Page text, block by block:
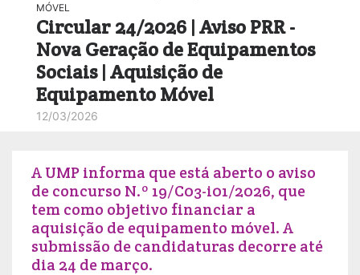
MÓVEL
Circular 24/2026 | Aviso PRR -
Nova Geração de Equipamentos
Sociais | Aquisição de
Equipamento Móvel
12/03/2026
A UMP informa que está aberto o aviso
de concurso N.º 19/C03-i01/2026, que
tem como objetivo financiar a
aquisição de equipamento móvel. A
submissão de candidaturas decorre até
dia 24 de março.